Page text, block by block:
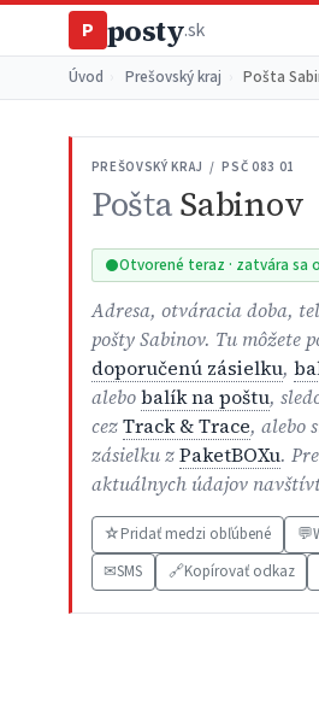
P posty.sk
Úvod Prešovský kraj Pošta
PREŠOVSKÝ KRAJ / PSČ 083 01
PoštaSabinov
Otvorené teraz · zatvára sa
Adresa, otváracia doba,
pošty Sabinov. Tu môžete
doporučenú zásielku,
alebobalík na poštu,
cezTrack & Trace, alebo
zásielku zPaketBOXu.
aktuálnych údajov
☆Pridať medzi obľúbené 💬
✉SMS 🔗Kopírovať odkaz